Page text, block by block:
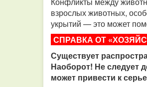
взрослых животных,
укрытий — это может
СПРАВКА ОТ
Существует
Наоборот! Не следует
может привести к